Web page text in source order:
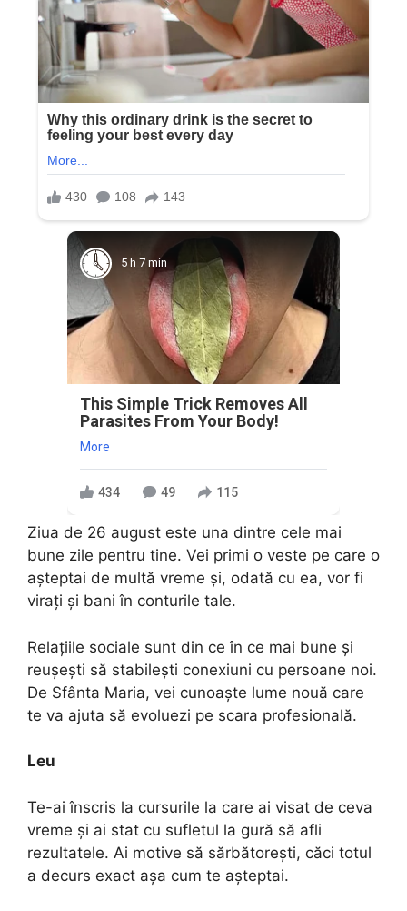
5 h 7 min
This Simple Trick Removes All
Parasites From Your Body!
More
434 49 115
Ziua de 26 august este una dintre cele mai
bune zile pentru tine. Vei primi o veste pe care o
așteptai de multă vreme și, odată cu ea, vor fi
virați și bani în conturile tale.
Relațiile sociale sunt din ce în ce mai bune și
reușești să stabilești conexiuni cu persoane noi.
De Sfânta Maria, vei cunoaște lume nouă care
te va ajuta să evoluezi pe scara profesională.
Leu
Te-ai înscris la cursurile la care ai visat de ceva
vreme și ai stat cu sufletul la gură să afli
rezultatele. Ai motive să sărbătorești, căci totul
a decurs exact așa cum te așteptai.